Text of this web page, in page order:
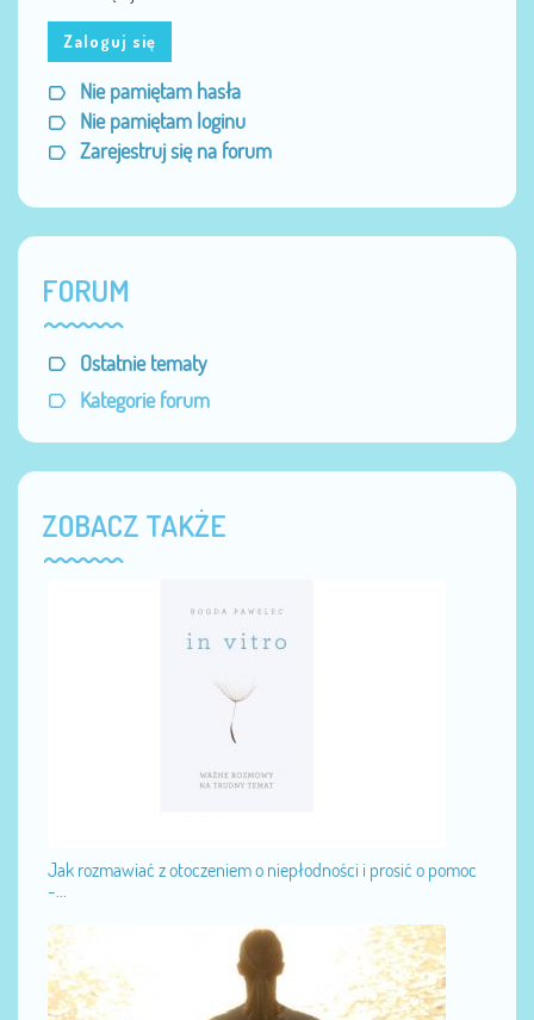
Zaloguj się
Nie pamiętam hasła
Nie pamiętam loginu
Zarejestruj się na forum
FORUM
Ostatnie tematy
Kategorie forum
ZOBACZ TAKŻE
Jak rozmawiać z otoczeniem o niepłodności i prosić o pomoc
-...